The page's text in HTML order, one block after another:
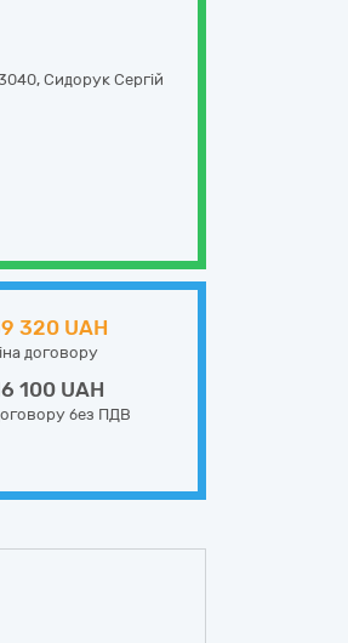
, Сидорук Сергій
320 UAH
договору
100 UAH
без ПДВ